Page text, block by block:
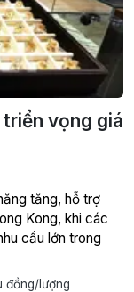
triển vọng giá
tăng, hỗ trợ
Kong, khi các
cầu lớn trong
đồng/lượng